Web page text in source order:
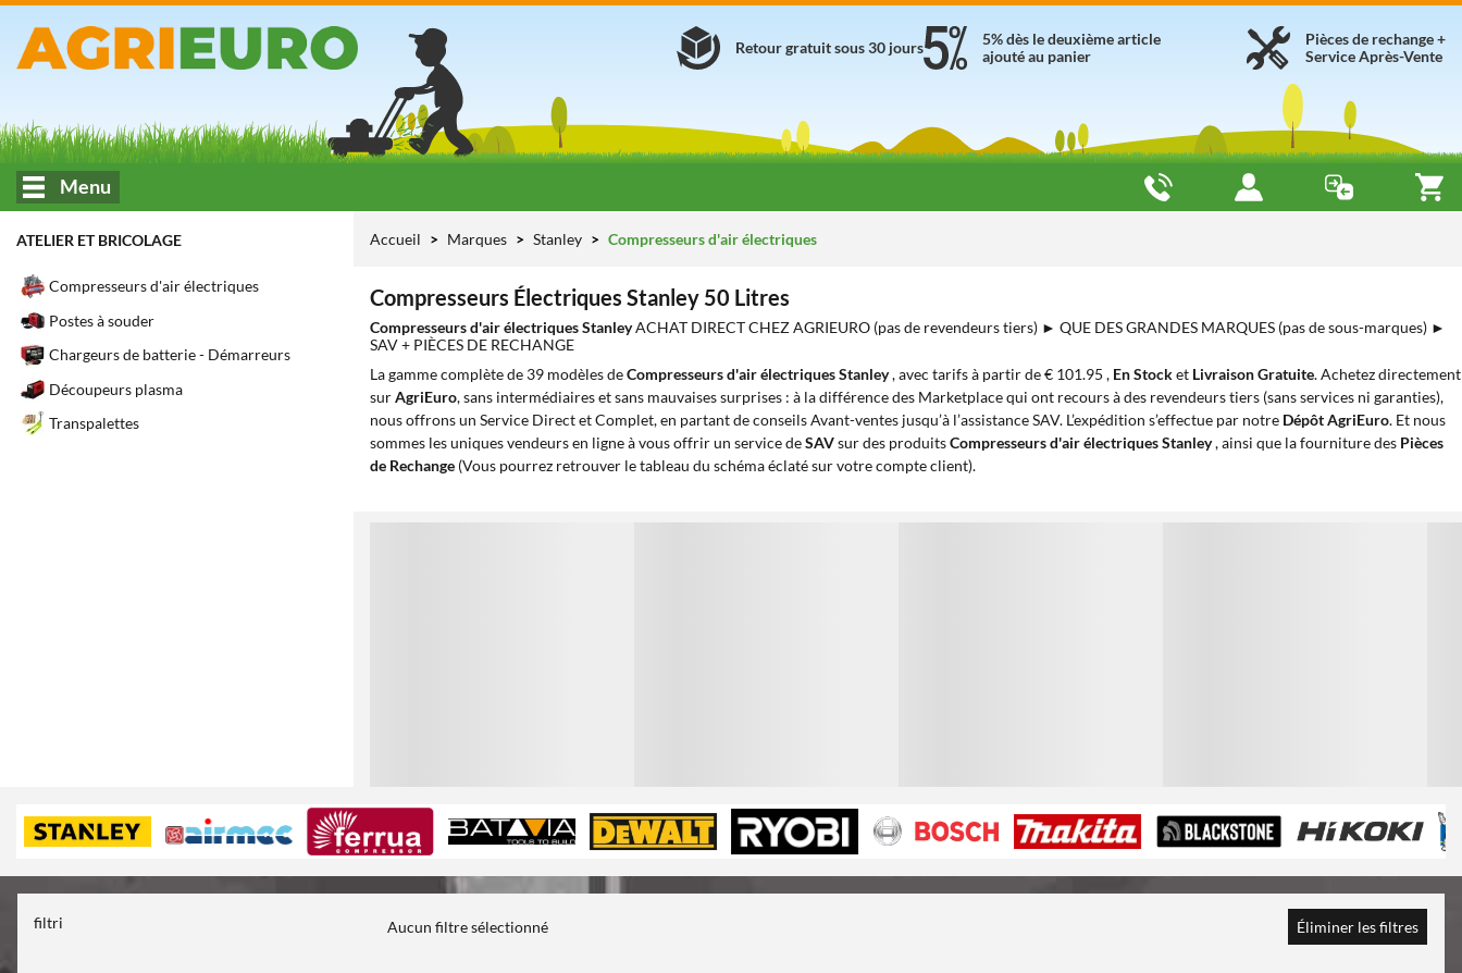
Pièces de rechange +
Service Après-Vente
5% dès le deuxième article
ajouté au panier
Retour gratuit sous 30 jours
Menu
ATELIER ET BRICOLAGE
Compresseurs d'air électriques
Postes à souder
Chargeurs de batterie - Démarreurs
Découpeurs plasma
Transpalettes
Accueil Marques Stanley Compresseurs d'air électriques
Compresseurs Électriques Stanley 50 Litres
Compresseurs d'air électriques StanleyACHAT DIRECT CHEZ AGRIEURO (pas de revendeurs tiers) ► QUE DES GRANDES MARQUES (pas de sous-marques) ►
SAV + PIÈCES DE RECHANGE
La gamme complète de 39 modèles deCompresseurs d'air électriques Stanley, avec tarifs à partir de € 101.95 , En Stocket Livraison Gratuite. Achetez directement
surAgriEuro, sans intermédiaires et sans mauvaises surprises : à la différence des Marketplace qui ont recours à des revendeurs tiers (sans services ni garanties),
nous offrons un Service Direct et Complet, en partant de conseils Avant-ventes jusqu’à l’assistance SAV. L’expédition s’effectue par notre Dépôt AgriEuro. Et nous
sommes les uniques vendeurs en ligne à vous offrir un service deSAVsur des produitsCompresseurs d'air électriques Stanley, ainsi que la fourniture des Pièces
de Rechange (Vous pourrez retrouver le tableau du schéma éclaté sur votre compte client).
filtri Aucun filtre sélectionné Éliminer les filtres